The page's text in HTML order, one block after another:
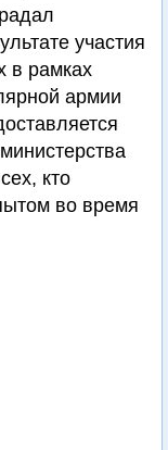
участия
в рамках
армии
кто
во время